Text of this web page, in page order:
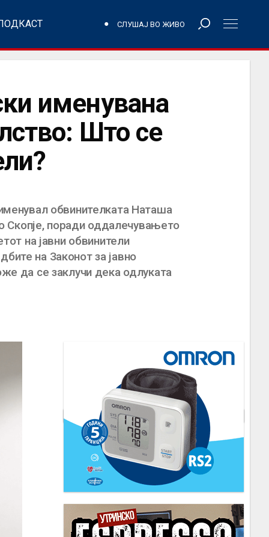
СЛУШАЈ ВО ЖИВО
именувана
Што се
обвинителката Наташа
Скопје, поради оддалечувањето
на јавни обвинители
на Законот за јавно
да се заклучи дека одлуката